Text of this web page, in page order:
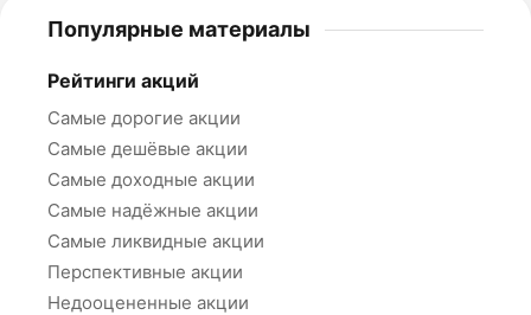
Популярные материалы
Рейтинги акций
Самые дорогие акции
Самые дешёвые акции
Самые доходные акции
Самые надёжные акции
Самые ликвидные акции
Перспективные акции
Недооцененные акции